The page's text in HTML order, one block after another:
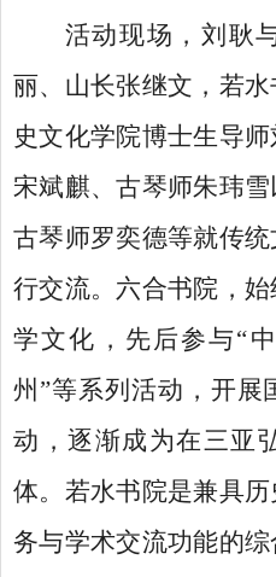
活动现场，刘耿
丽、山长张继文，若
史文化学院博士生导
宋斌麒、古琴师朱玮
古琴师罗奕德等就传
行交流。六合书院，
学文化，先后参与“
州”等系列活动，开展
动，逐渐成为在三亚
体。若水书院是兼具
务与学术交流功能的